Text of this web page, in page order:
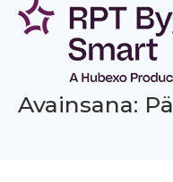
Siirry
sisältöön
Avainsana: